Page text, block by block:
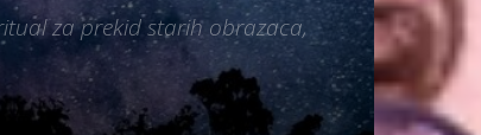
za prekid starih obrazaca,